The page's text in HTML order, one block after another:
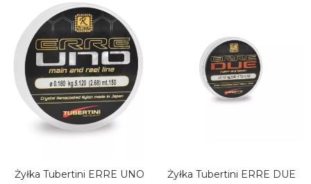
DODAJ DO KOSZYKA
Żyłka Tubertini ERRE UNO
DODAJ DO KOSZYKA
Żyłka Tubertini ERRE DUE